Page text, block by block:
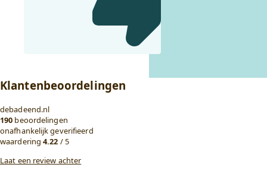
Klantenbeoordelingen
debadeend.nl
190 beoordelingen
onafhankelijk geverifieerd
waardering4.22 / 5
Laat een review achter